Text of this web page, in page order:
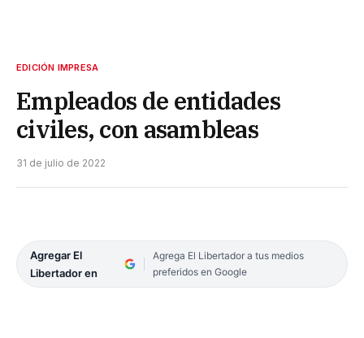
EDICIÓN IMPRESA
Empleados de entidades
civiles, con asambleas
31 de julio de 2022
Agregar El
Libertador en
Agrega El Libertador a tus medios
preferidos en Google